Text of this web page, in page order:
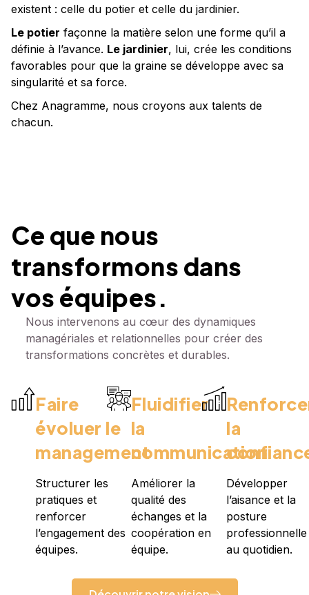
existent : celle du potier et celle du jardinier.
Le potier façonne la matière selon une forme qu’il a
définie à l’avance. Le jardinier, lui, crée les conditions
favorables pour que la graine se développe avec sa
singularité et sa force.
Chez Anagramme, nous croyons aux talents de
chacun.
Ce que nous
transformons dans
vos équipes.
Nous intervenons au cœur des dynamiques
managériales et relationnelles pour créer des
transformations concrètes et durables.
Faire
évoluer le
management
Structurer les
pratiques et
renforcer
l’engagement des
équipes.
Fluidifier
la
communication
Améliorer la
qualité des
échanges et la
coopération en
équipe.
la
Développer
l’aisance et la
posture
professionnelle
au quotidien.